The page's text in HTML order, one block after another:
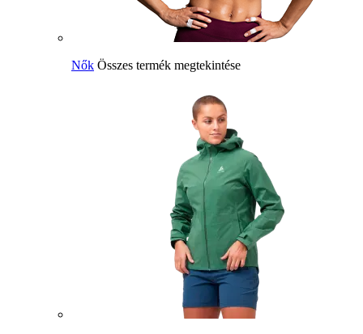
Nők Összes termék megtekintése